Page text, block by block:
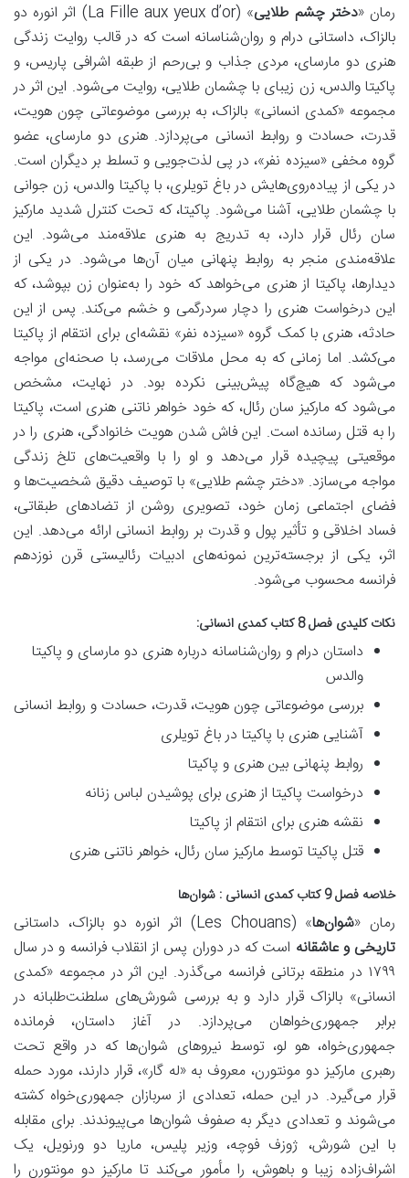
رمان «دختر چشم طلایی
» (La Fille aux yeux d’or) اثر انوره دو
بالزاک، داستانی درام و روان‌شناسانه است که در قالب روایت زندگی
هنری دو مارسای، مردی جذاب و بی‌رحم از طبقه اشرافی پاریس، و
پاکیتا والدس، زن زیبای با چشمان طلایی، روایت می‌شود. این اثر در
مجموعه «کمدی انسانی» بالزاک، به بررسی موضوعاتی چون هویت،
قدرت، حسادت و روابط انسانی می‌پردازد. هنری دو مارسای، عضو
گروه مخفی «سیزده نفر»، در پی لذت‌جویی و تسلط بر دیگران است.
در یکی از پیاده‌روی‌هایش در باغ تویلری، با پاکیتا والدس، زن جوانی
با چشمان طلایی، آشنا می‌شود. پاکیتا، که تحت کنترل شدید مارکیز
سان رئال قرار دارد، به تدریج به هنری علاقه‌مند می‌شود. این
علاقه‌مندی منجر به روابط پنهانی میان آن‌ها می‌شود. در یکی از
دیدارها، پاکیتا از هنری می‌خواهد که خود را به‌عنوان زن بپوشد، که
این درخواست هنری را دچار سردرگمی و خشم می‌کند. پس از این
حادثه، هنری با کمک گروه «سیزده نفر» نقشه‌ای برای انتقام از پاکیتا
می‌کشد. اما زمانی که به محل ملاقات می‌رسد، با صحنه‌ای مواجه
می‌شود که هیچ‌گاه پیش‌بینی نکرده بود. در نهایت، مشخص
می‌شود که مارکیز سان رئال، که خود خواهر ناتنی هنری است، پاکیتا
را به قتل رسانده است. این فاش شدن هویت خانوادگی، هنری را در
موقعیتی پیچیده قرار می‌دهد و او را با واقعیت‌های تلخ زندگی
مواجه می‌سازد. «دختر چشم طلایی» با توصیف دقیق شخصیت‌ها و
فضای اجتماعی زمان خود، تصویری روشن از تضادهای طبقاتی،
فساد اخلاقی و تأثیر پول و قدرت بر روابط انسانی ارائه می‌دهد. این
اثر، یکی از برجسته‌ترین نمونه‌های ادبیات رئالیستی قرن نوزدهم
فرانسه محسوب می‌شود.
نکات کلیدی فصل 8 کتاب کمدی انسانی:
داستان درام و روان‌شناسانه درباره هنری دو مارسای و پاکیتا
والدس
بررسی موضوعاتی چون هویت، قدرت، حسادت و روابط انسانی
آشنایی هنری با پاکیتا در باغ تویلری
روابط پنهانی بین هنری و پاکیتا
درخواست پاکیتا از هنری برای پوشیدن لباس زنانه
نقشه هنری برای انتقام از پاکیتا
قتل پاکیتا توسط مارکیز سان رئال، خواهر ناتنی هنری
خلاصه فصل 9 کتاب کمدی انسانی : شوان‌ها
رمان «شوان‌ها» (Les Chouans) اثر انوره دو بالزاک، داستانی
تاریخی و عاشقانه است که در دوران پس از انقلاب فرانسه و در سال
۱۷۹۹ در منطقه برتانی فرانسه می‌گذرد. این اثر در مجموعه «کمدی
انسانی» بالزاک قرار دارد و به بررسی شورش‌های سلطنت‌طلبانه در
برابر جمهوری‌خواهان می‌پردازد. در آغاز داستان، فرمانده
جمهوری‌خواه، هو لو، توسط نیروهای شوان‌ها که در واقع تحت
رهبری مارکیز دو مونتورن، معروف به «له گار»، قرار دارند، مورد حمله
قرار می‌گیرد. در این حمله، تعدادی از سربازان جمهوری‌خواه کشته
می‌شوند و تعدادی دیگر به صفوف شوان‌ها می‌پیوندند. برای مقابله
با این شورش، ژوزف فوچه، وزیر پلیس، ماریا دو ورنویل، یک
اشراف‌زاده زیبا و باهوش، را مأمور می‌کند تا مارکیز دو مونتورن را